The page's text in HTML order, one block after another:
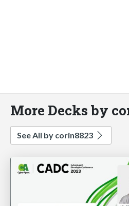
More Decks by
See All by corin8823